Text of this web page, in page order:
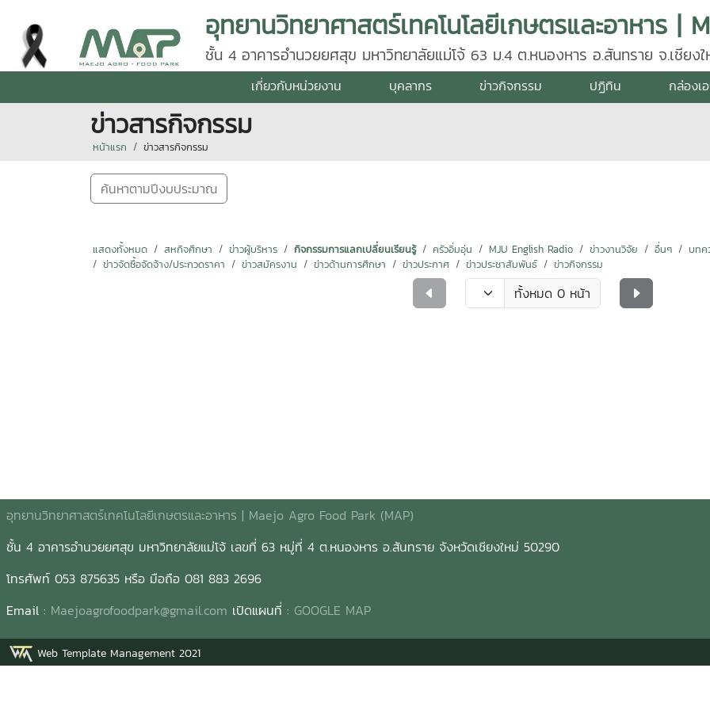
ชั้น 4 อาคารอำนวยยศสุข มหาวิทยาลัยแม่โจ้ 63 ม.4 ต.หนองหาร อ.สันทราย จ.เชียงใ
50290 โทร 0 5387 5635, 081 883 2696
เกี่ยวกับหน่วยงาน บุคลากร ข่าวกิจกรรม ปฏิทิน กล่องเ
ข่าวสารกิจกรรม
หน้าแรก ข่าวสารกิจกรรม
ค้นหาตามปีงบประมาณ
แสดงทั้งหมด สหกิจศึกษา ข่าวผู้บริหาร กิจกรรมการแลกเปลี่ยนเรียนรู้ ครัวอิ่มอุ่น MJU English Radio ข่าวงานวิจัย อื่นๆ บทค
ข่าวจัดซื้อจัดจ้าง/ประกวดราคา
ข่าวสมัครงาน ข่าวด้านการศึกษา ข่าวประกาศ ข่าวประชาสัมพันธ์ ข่าวกิจกรรม
ทั้งหมด 0 หน้า
อุทยานวิทยาศาสตร์เทคโนโลยีเกษตรและอาหาร | Maejo Agro Food Park (MAP)
ชั้น 4 อาคารอำนวยยศสุข มหาวิทยาลัยแม่โจ้ เลขที่ 63 หมู่ที่ 4 ต.หนองหาร อ.สันทราย จังหวัดเชียงใหม่ 50290
โทรศัพท์ 053 875635 หรือ มือถือ 081 883 2696
Email : Maejoagrofoodpark@gmail.com เปิดแผนที่ : GOOGLE MAP
Web Template Management 2021